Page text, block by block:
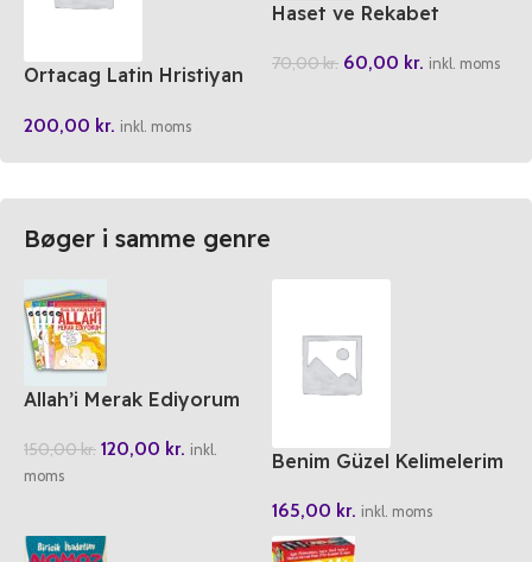
Ortacag Latin Hristiyan
1050-1614
200,00 kr. inkl. moms
Haset ve Rekabet
70,00kr. 60,00 kr. inkl. moms
Bøger i samme genre
Allah’i Merak Ediyorum
150,00kr. 120,00 kr. inkl.
moms
Benim Güzel Kelimelerim
165,00 kr. inkl. moms